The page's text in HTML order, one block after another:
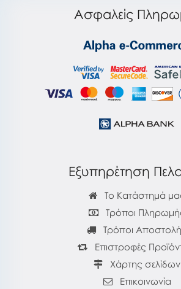
Ασφαλείς
Εξυπηρέτηση
Το Κατάστημά
Τρόποι
Τρόποι
Επιστροφές
Χάρτης σελίδων
Επικοινωνία